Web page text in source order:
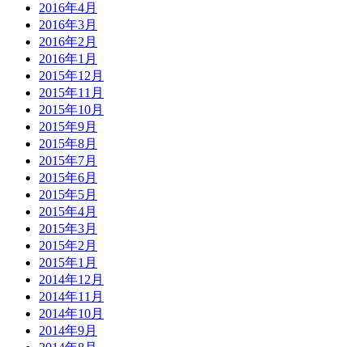
2016年4月
2016年3月
2016年2月
2016年1月
2015年12月
2015年11月
2015年10月
2015年9月
2015年8月
2015年7月
2015年6月
2015年5月
2015年4月
2015年3月
2015年2月
2015年1月
2014年12月
2014年11月
2014年10月
2014年9月